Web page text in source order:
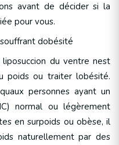
avant de décider si la
pour vous.
dobésité
du ventre nest
poids ou traiter lobésité.
personnes ayant un
normal ou légèrement
en surpoids ou obèse, il
naturellement par des